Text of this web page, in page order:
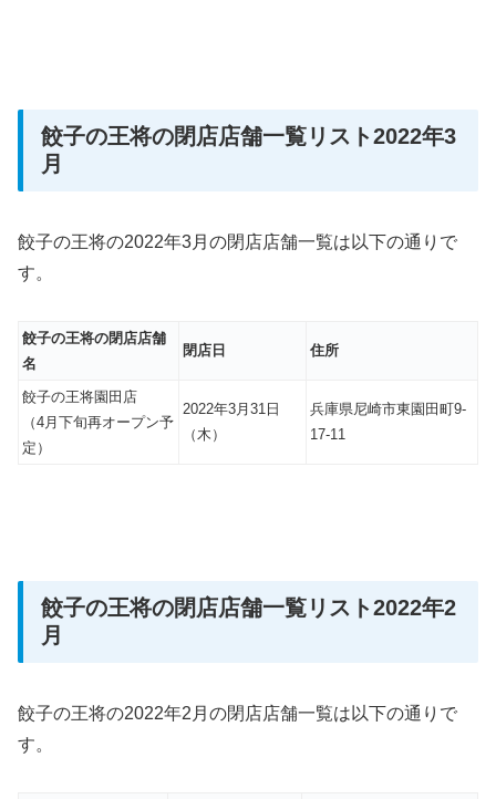
餃子の王将の閉店店舗一覧リスト2022年3
月
餃子の王将の2022年3月の閉店店舗一覧は以下の通りで
す。
餃子の王将の閉店店舗
名
閉店日 住所
餃子の王将園田店
（4月下旬再オープン予
定）
2022年3月31日
（木）
兵庫県尼崎市東園田町9-
17-11
餃子の王将の閉店店舗一覧リスト2022年2
月
餃子の王将の2022年2月の閉店店舗一覧は以下の通りで
す。